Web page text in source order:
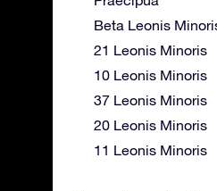
Beta Leonis
21 Leonis Minoris
10 Leonis Minoris
37 Leonis Minoris
20 Leonis Minoris
11 Leonis Minoris